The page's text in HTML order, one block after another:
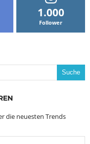
1.000
Follower
die neuesten Trends